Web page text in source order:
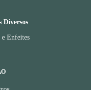
Diversos
e Enfeites